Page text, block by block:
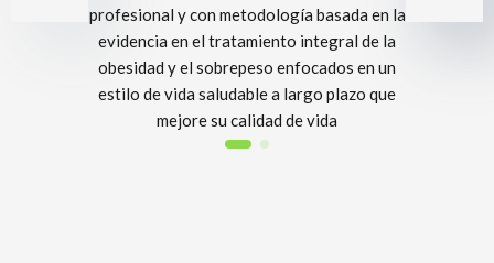
profesional y con metodología basada en la
evidencia en el tratamiento integral de la
obesidad y el sobrepeso enfocados en un
estilo de vida saludable a largo plazo que
mejore su calidad de vida